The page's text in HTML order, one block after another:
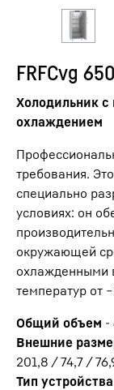
FRFCvg
Холодильник
охлаждением
требования.
специально
условиях: он
окружающей
охлажденными
температур от
Общий объем -
Внешние
201,8 / 74,7 /
Тип устройства